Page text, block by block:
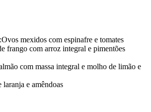
Ovos mexidos com espinafre e tomates
frango com arroz integral e pimentões
com massa integral e molho de limão e
laranja e amêndoas